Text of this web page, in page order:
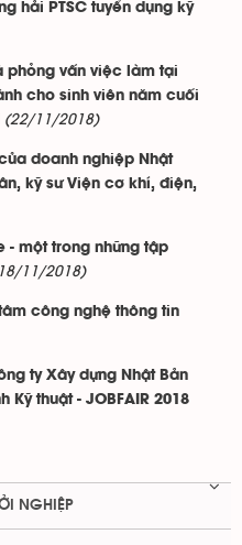
hải PTSC tuyển dụng kỹ
phỏng vấn việc làm tại
cho sinh viên năm cuối
(22/11/2018)
doanh nghiệp Nhật
kỹ sư Viện cơ khí, điện,
- một trong những tập
11/2018)
công nghệ thông tin
ty Xây dựng Nhật Bản
Kỹ thuật - JOBFAIR 2018
NGHIỆP